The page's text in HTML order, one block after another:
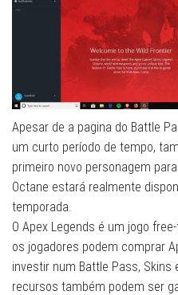
Apesar de a pagina do Battle
um curto período de tempo,
primeiro novo personagem
Octane estará realmente
temporada.
O Apex Legends é um jogo
os jogadores podem comprar
investir num Battle Pass, Skins
recursos também podem ser